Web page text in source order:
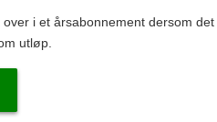
i et årsabonnement dersom det
utløp.